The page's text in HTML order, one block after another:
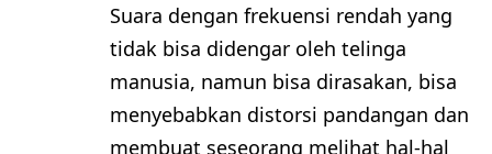
Suara dengan frekuensi rendah yang
tidak bisa didengar oleh telinga
manusia, namun bisa dirasakan, bisa
menyebabkan distorsi pandangan dan
membuat seseorang melihat hal-hal